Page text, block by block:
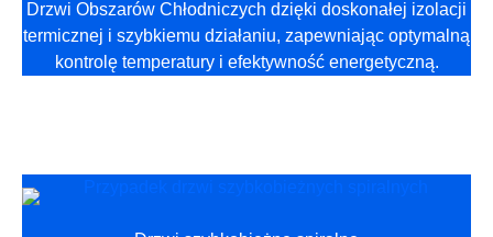
Drzwi Obszarów Chłodniczych dzięki doskonałej izolacji
termicznej i szybkiemu działaniu, zapewniając optymalną
kontrolę temperatury i efektywność energetyczną.